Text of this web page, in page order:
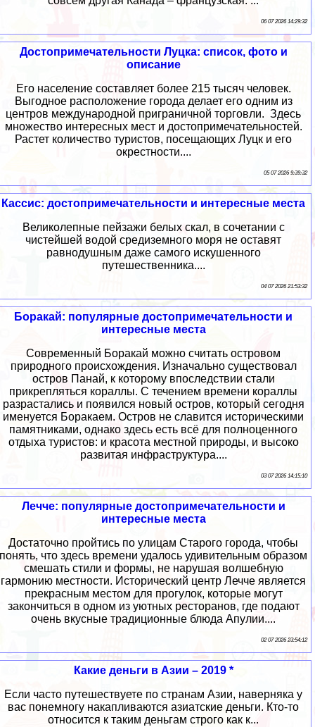
06 07 2026 14:29:32
Достопримечательности Луцка: список, фото и
описание
Его население составляет более 215 тысяч человек.
Выгодное расположение города делает его одним из
центров международной приграничной торговли. Здесь
множество интересных мест и достопримечательностей.
Растет количество туристов, посещающих Луцк и его
окрестности....
05 07 2026 9:39:32
Кассис: достопримечательности и интересные места
Великолепные пейзажи белых скал, в сочетании с
чистейшей водой средиземного моря не оставят
равнодушным даже самого искушенного
путешественника....
04 07 2026 21:53:32
Боракай: популярные достопримечательности и
интересные места
Современный Боракай можно считать островом
природного происхождения. Изначально существовал
остров Панай, к которому впоследствии стали
прикрепляться кораллы. С течением времени кораллы
разрастались и появился новый остров, который сегодня
именуется Боракаем. Остров не славится историческими
памятниками, однако здесь есть всё для полноценного
отдыха туристов: и красота местной природы, и высоко
развитая инфраструктура....
03 07 2026 14:15:10
Лечче: популярные достопримечательности и
интересные места
Достаточно пройтись по улицам Старого города, чтобы
понять, что здесь времени удалось удивительным образом
смешать стили и формы, не нарушая волшебную
гармонию местности. Исторический центр Лечче является
прекрасным местом для прогулок, которые могут
закончиться в одном из уютных ресторанов, где подают
очень вкусные традиционные блюда Апулии....
02 07 2026 23:54:12
Какие деньги в Азии – 2019 *
Если часто путешествуете по странам Азии, наверняка у
вас понемногу накапливаются азиатские деньги. Кто-то
относится к таким деньгам строго как к...